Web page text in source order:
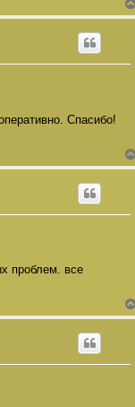
Спасибо!
проблем. все